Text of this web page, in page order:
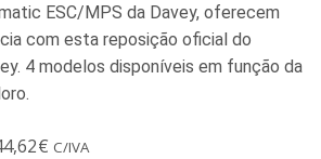
ESC/MPS da Davey, oferecem
com esta reposição oficial do
4 modelos disponíveis em função da
€ C/IVA